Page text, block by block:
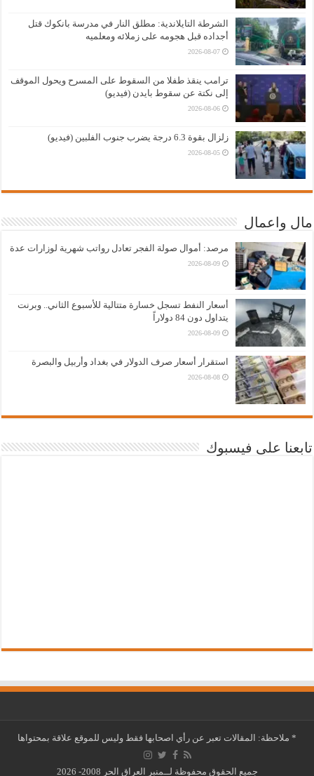
الشرطة التايلاندية: مطلق النار في مدرسة بانكوك قتل
أجداده قبل هجومه على زملائه ومعلميه
2026-08-07
ترامب ينقذ طفلا من السقوط على المسرح ويحول الموقف
إلى نكتة عن سقوط بايدن (فيديو)
2026-08-06
زلزال بقوة 6.3 درجة يضرب جنوب الفلبين (فيديو)
2026-08-05
مال واعمال
مرصد: أموال صولة الفجر تعادل رواتب شهرية لوزارات عدة
2026-08-09
أسعار النفط تسجل خسارة متتالية للأسبوع الثاني.. وبرنت
يتداول دون 84 دولاراً
2026-08-09
استقرار أسعار صرف الدولار في بغداد وأربيل والبصرة
2026-08-08
تابعنا على فيسبوك
* ملاحظة: المقالات تعبر عن رأي اصحابها فقط وليس للموقع علاقة بمحتواها
جميع الحقوق محفوظة لــمنبر العراق الحر 2008- 2026